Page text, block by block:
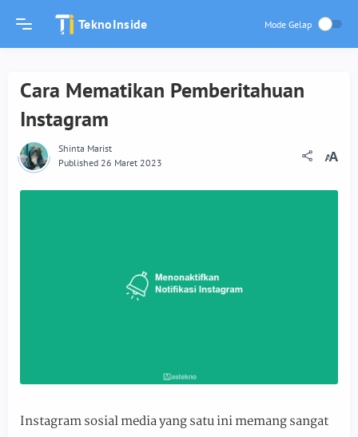
TeknoInside
Cara Mematikan Pemberitahuan
Instagram
Shinta Marist
Published 26 Maret 2023
Instagram sosial media yang satu ini memang sangat